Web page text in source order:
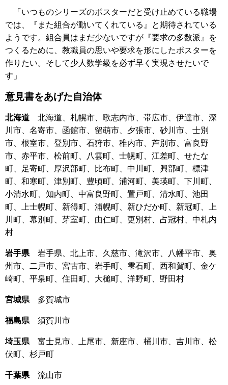
「いつものシリーズのポスターだと受け止めている職場
では、『また組合が動いてくれている』と期待されている
ようです。組合員はまだ少ないですが『要求の多数派』を
つくるために、教職員の思いや要求を形にしたポスターを
作りたい。そして少人数学級を必ず早く実現させたいで
す」
意見書をあげた自治体
北海道 北海道、札幌市、歌志内市、帯広市、伊達市、深
川市、名寄市、函館市、留萌市、夕張市、砂川市、士別
市、根室市、登別市、石狩市、稚内市、芦別市、富良野
市、赤平市、松前町、八雲町、士幌町、江差町、せたな
町、足寄町、厚沢部町、比布町、中川町、興部町、標津
町、和寒町、津別町、豊頃町、浦河町、美瑛町、下川町、
小清水町、知内町、中富良野町、置戸町、清水町、池田
町、上士幌町、新得町、浦幌町、新ひだか町、新冠町、上
川町、幕別町、芽室町、由仁町、更別村、占冠村、中札内
村
岩手県 岩手県、北上市、久慈市、滝沢市、八幡平市、奥
州市、二戸市、宮古市、岩手町、雫石町、西和賀町、金ケ
崎町、平泉町、住田町、大槌町、洋野町、野田村
宮城県 多賀城市
福島県 須賀川市
埼玉県 富士見市、上尾市、新座市、桶川市、吉川市、松
伏町、杉戸町
千葉県 流山市